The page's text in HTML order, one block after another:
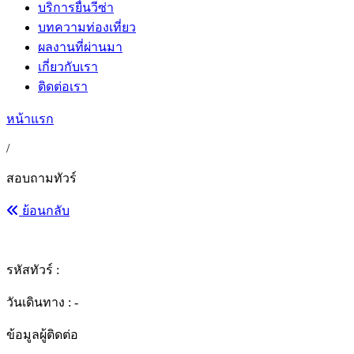
บริการยื่นวีซ่า
บทความท่องเที่ยว
ผลงานที่ผ่านมา
เกี่ยวกับเรา
ติดต่อเรา
หน้าแรก
/
สอบถามทัวร์
ย้อนกลับ
รหัสทัวร์ :
วันเดินทาง : -
ข้อมูลผู้ติดต่อ